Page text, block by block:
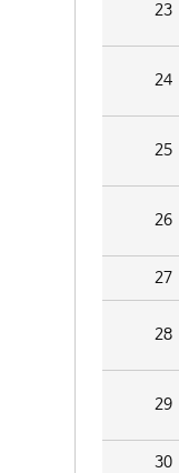
23
24
25
26
27
28
29
30